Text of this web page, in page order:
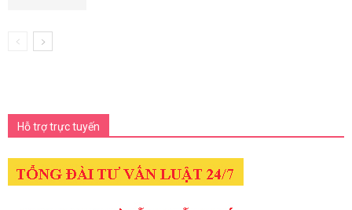
Hỗ trợ trực tuyến